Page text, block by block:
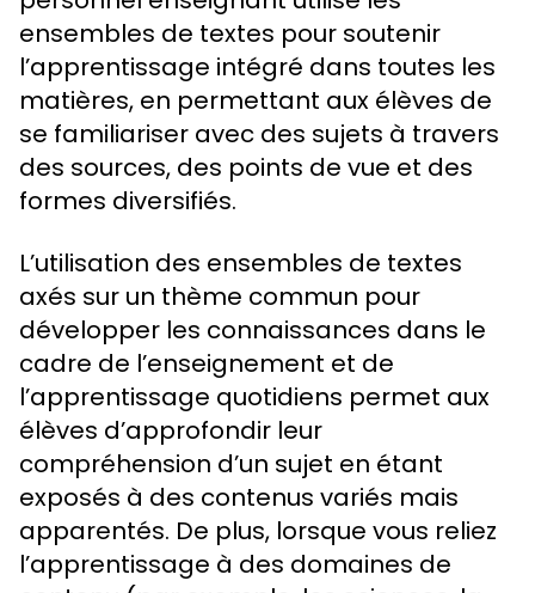
ensembles de textes pour soutenir
l’apprentissage intégré dans toutes les
matières, en permettant aux élèves de
se familiariser avec des sujets à travers
des sources, des points de vue et des
formes diversifiés.
L’utilisation des ensembles de textes
axés sur un thème commun pour
développer les connaissances dans le
cadre de l’enseignement et de
l’apprentissage quotidiens permet aux
élèves d’approfondir leur
compréhension d’un sujet en étant
exposés à des contenus variés mais
apparentés. De plus, lorsque vous reliez
l’apprentissage à des domaines de